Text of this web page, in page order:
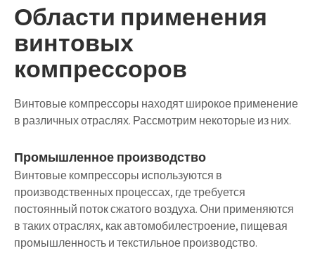
Области применения
винтовых
компрессоров
Винтовые компрессоры находят широкое применение
в различных отраслях. Рассмотрим некоторые из них.
Промышленное производство
Винтовые компрессоры используются в
производственных процессах, где требуется
постоянный поток сжатого воздуха. Они применяются
в таких отраслях, как автомобилестроение, пищевая
промышленность и текстильное производство.